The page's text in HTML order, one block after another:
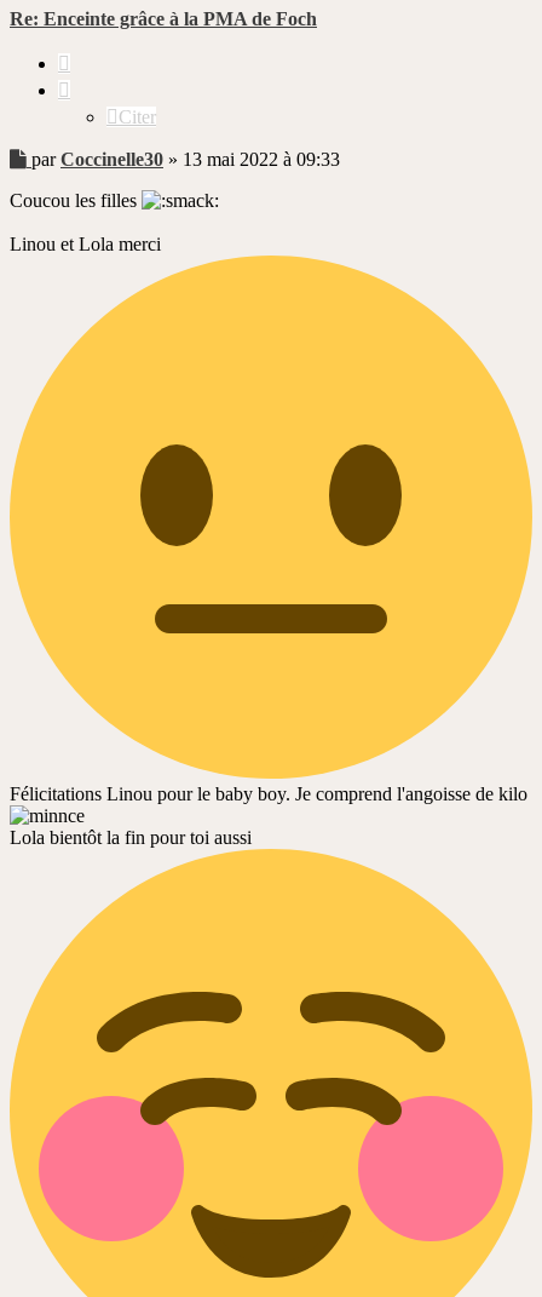
Re: Enceinte grâce à la PMA de Foch
Citer
Message
lu
parCoccinelle30 » 13 mai 2022 à 09:33
Coucou les filles
Linou et Lola merci
Félicitations Linou pour le baby boy. Je comprend l'angoisse de kilo
Lola bientôt la fin pour toi aussi